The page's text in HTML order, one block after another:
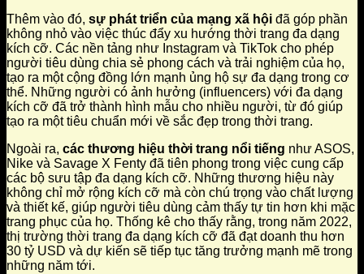
Thêm vào đó, sự phát triển của mạng xã hội đã góp phần
không nhỏ vào việc thúc đẩy xu hướng thời trang đa dạng
kích cỡ. Các nền tảng như Instagram và TikTok cho phép
người tiêu dùng chia sẻ phong cách và trải nghiệm của họ,
tạo ra một cộng đồng lớn mạnh ủng hộ sự đa dạng trong cơ
thể. Những người có ảnh hưởng (influencers) với đa dạng
kích cỡ đã trở thành hình mẫu cho nhiều người, từ đó giúp
tạo ra một tiêu chuẩn mới về sắc đẹp trong thời trang.
Ngoài ra, các thương hiệu thời trang nổi tiếng như ASOS,
Nike và Savage X Fenty đã tiên phong trong việc cung cấp
các bộ sưu tập đa dạng kích cỡ. Những thương hiệu này
không chỉ mở rộng kích cỡ mà còn chú trọng vào chất lượng
và thiết kế, giúp người tiêu dùng cảm thấy tự tin hơn khi mặc
trang phục của họ. Thống kê cho thấy rằng, trong năm 2022,
thị trường thời trang đa dạng kích cỡ đã đạt doanh thu hơn
30 tỷ USD và dự kiến ​​sẽ tiếp tục tăng trưởng mạnh mẽ trong
những năm tới.